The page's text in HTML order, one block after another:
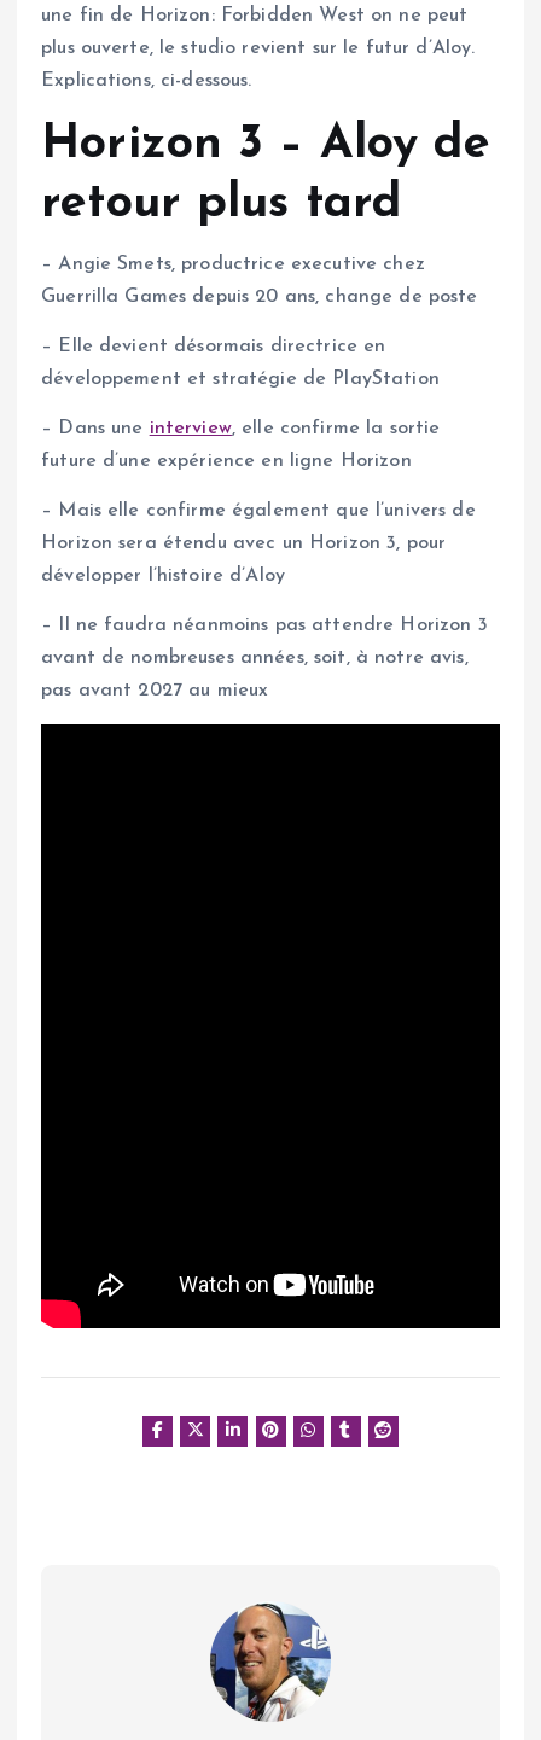
une fin de Horizon: Forbidden West on ne peut
plus ouverte, le studio revient sur le futur d’Aloy.
Explications, ci-dessous.
Horizon 3 – Aloy de
retour plus tard
– Angie Smets, productrice executive chez
Guerrilla Games depuis 20 ans, change de poste
– Elle devient désormais directrice en
développement et stratégie de PlayStation
– Dans une interview, elle confirme la sortie
future d’une expérience en ligne Horizon
– Mais elle confirme également que l’univers de
Horizon sera étendu avec un Horizon 3, pour
développer l’histoire d’Aloy
– Il ne faudra néanmoins pas attendre Horizon 3
avant de nombreuses années, soit, à notre avis,
pas avant 2027 au mieux